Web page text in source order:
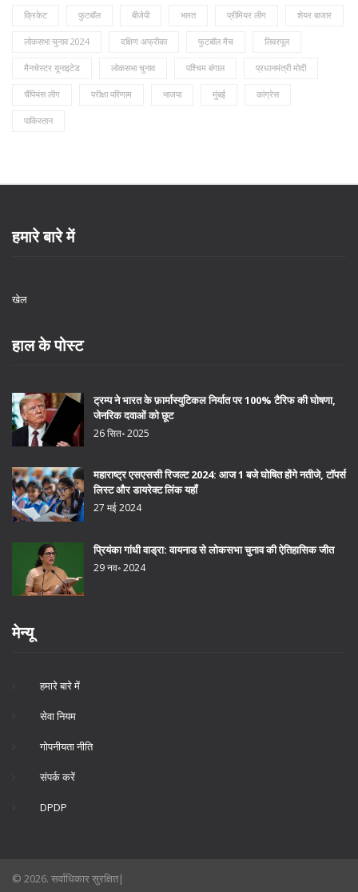
क्रिकेट फुटबॉल बीजेपी भारत प्रीमियर लीग शेयर बाजार
लोकसभा चुनाव 2024 दक्षिण अफ्रीका फुटबॉल मैच लिवरपूल
मैनचेस्टर यूनाइटेड लोकसभा चुनाव पश्चिम बंगाल प्रधानमंत्री मोदी
चैंपियंस लीग परीक्षा परिणाम भाजपा मुंबई कांग्रेस
पाकिस्तान
हमारे बारे में
खेल
हाल के पोस्ट
ट्रम्प ने भारत के फ़ार्मास्युटिकल निर्यात पर 100% टैरिफ की घोषणा,
जेनरिक दवाओं को छूट
26 सित॰ 2025
महाराष्ट्र एसएससी रिजल्ट 2024: आज 1 बजे घोषित होंगे नतीजे, टॉपर्स
लिस्ट और डायरेक्ट लिंक यहाँ
27 मई 2024
प्रियंका गांधी वाड्रा: वायनाड से लोकसभा चुनाव की ऐतिहासिक जीत
29 नव॰ 2024
मेन्यू
हमारे बारे में
सेवा नियम
गोपनीयता नीति
संपर्क करें
DPDP
© 2026. सर्वाधिकार सुरक्षित|